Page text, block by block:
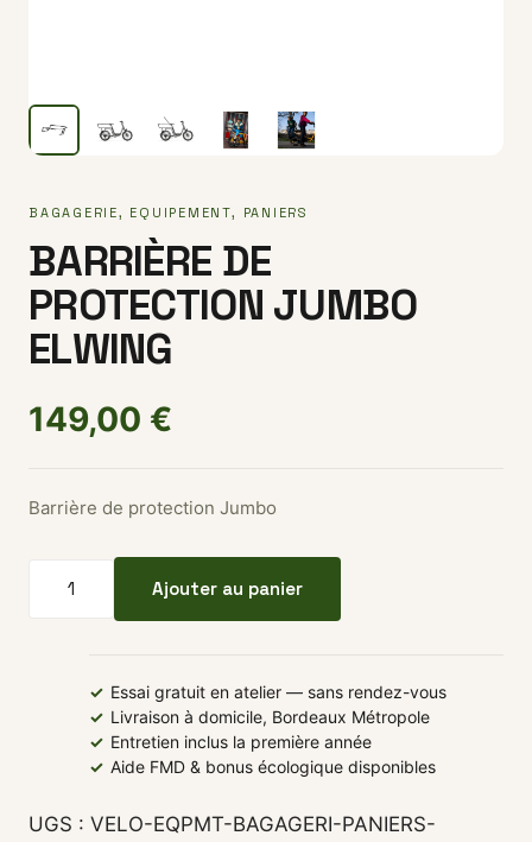
BAGAGERIE, EQUIPEMENT, PANIERS
BARRIÈRE DE
PROTECTION JUMBO
ELWING
149,00 €
Barrière de protection Jumbo
Ajouter au panier
✓ Essai gratuit en atelier — sans rendez-vous
✓ Livraison à domicile, Bordeaux Métropole
✓ Entretien inclus la première année
✓ Aide FMD & bonus écologique disponibles
UGS : VELO-EQPMT-BAGAGERI-PANIERS-